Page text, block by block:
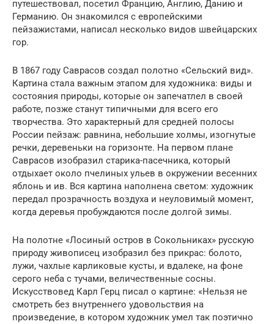
путешествовал, посетил Францию, Англию, Данию и
Германию. Он знакомился с европейскими
пейзажистами, написал несколько видов швейцарских
гор.
В 1867 году Саврасов создал полотно «Сельский вид».
Картина стала важным этапом для художника: виды и
состояния природы, которые он запечатлел в своей
работе, позже станут типичными для всего его
творчества. Это характерный для средней полосы
России пейзаж: равнина, небольшие холмы, изогнутые
речки, деревеньки на горизонте. На первом плане
Саврасов изобразил старика-пасечника, который
отдыхает около пчелиных ульев в окружении весенних
яблонь и ив. Вся картина наполнена светом: художник
передал прозрачность воздуха и неуловимый момент,
когда деревья пробуждаются после долгой зимы.
На полотне «Лосиный остров в Сокольниках» русскую
природу живописец изобразил без прикрас: болото,
лужи, чахлые карликовые кусты, и вдалеке, на фоне
серого неба с тучами, величественные сосны.
Искусствовед Карл Герц писал о картине: «Нельзя не
смотреть без внутреннего удовольствия на
произведение, в котором художник умел так поэтично